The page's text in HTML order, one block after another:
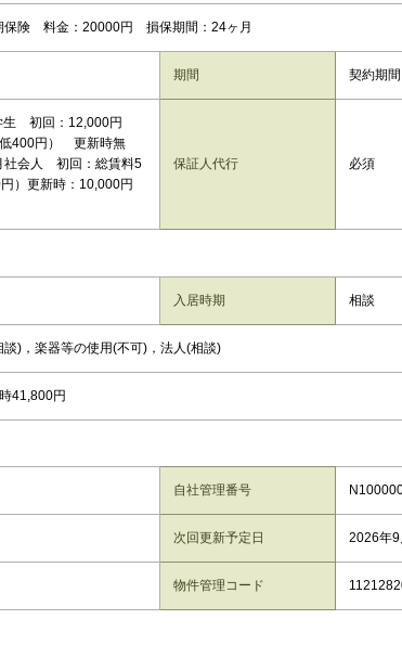
保険 料金：20000円 損保期間：24ヶ月
期間 契約期
生 初回：12,000円
低400円） 更新時無
社会人 初回：総賃料5
）更新時：10,000円
保証人代行 必須
入居時期 相談
)，楽器等の使用(不可)，法人(相談)
41,800円
自社管理番号
次回更新予定日 2026年
物件管理コード